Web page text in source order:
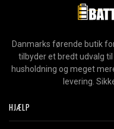
Danmarks førende butik
tilbyder et bredt udvalg
husholdning og meget
levering.
HJÆLP